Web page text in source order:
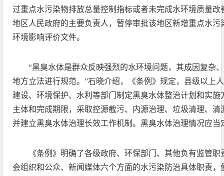
过重点水污染物排放总量控制指标或者未完成水环境质量
地区人民政府的主要负责人，暂停审批该地区新增重点水
环境影响评价文件。
“黑臭水体是群众反映强烈的水环境问题，其成因复杂
地方立法进行规范。”石晓介绍，《条例》规定，县级以上
建设、环境保护、水利等部门制定黑臭水体整治计划和实
主体和完成期限，采取控源截污、内源治理、垃圾清理、
并建立黑臭水体治理长效工作机制。黑臭水体治理情况应当
《条例》明确了各级政府、环保部门、其他负有监管
会组织和公众、新闻媒体六个方面的水污染防治具体职责